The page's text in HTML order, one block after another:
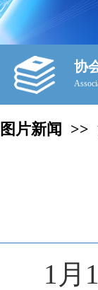
协
图片新闻 >>
1月